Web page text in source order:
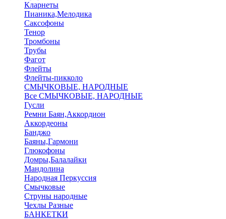
Кларнеты
Пианика,Мелодика
Саксофоны
Тенор
Тромбоны
Трубы
Фагот
Флейты
Флейты-пикколо
СМЫЧКОВЫЕ, НАРОДНЫЕ
Все СМЫЧКОВЫЕ, НАРОДНЫЕ
Гусли
Ремни Баян,Аккордион
Аккордеоны
Банджо
Баяны,Гармони
Глюкофоны
Домры,Балалайки
Мандолина
Народная Перкуссия
Смычковые
Струны народные
Чехлы Разные
БАНКЕТКИ